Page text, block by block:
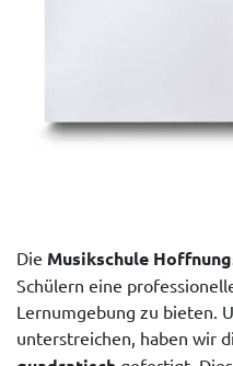
Die Musikschule
Schülern eine
Lernumgebung zu bieten.
unterstreichen, haben wir